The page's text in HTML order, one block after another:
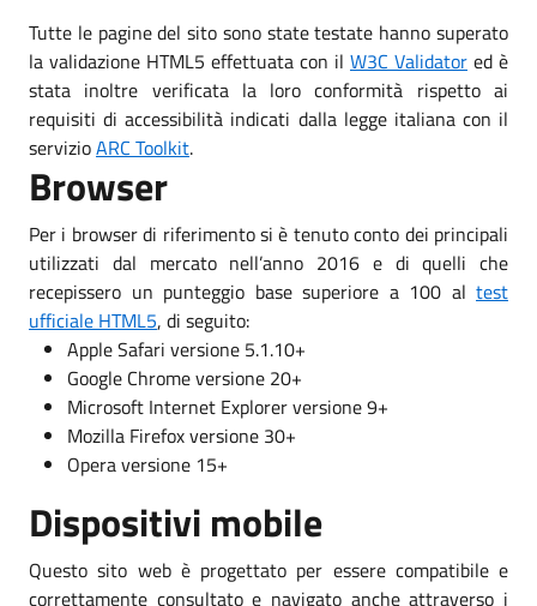
Tutte le pagine del sito sono state testate hanno superato
la validazione HTML5 effettuata con il W3C Validator ed è
stata inoltre verificata la loro conformità rispetto ai
requisiti di accessibilità indicati dalla legge italiana con il
servizioARC Toolkit.
Browser
Per i browser di riferimento si è tenuto conto dei principali
utilizzati dal mercato nell’anno 2016 e di quelli che
recepissero un punteggio base superiore a 100 al test
ufficiale HTML5, di seguito:
Apple Safari versione 5.1.10+
Google Chrome versione 20+
Microsoft Internet Explorer versione 9+
Mozilla Firefox versione 30+
Opera versione 15+
Dispositivi mobile
Questo sito web è progettato per essere compatibile e
correttamente consultato e navigato anche attraverso i